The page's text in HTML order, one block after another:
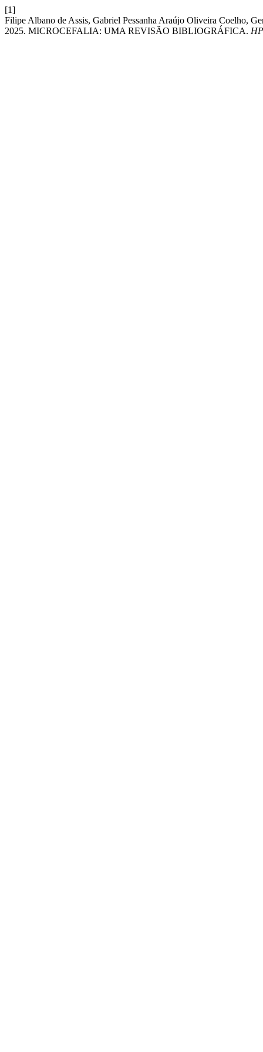
[1]
Filipe Albano de Assis, Gabriel Pessanha Araújo Oliveira Coelho,
2025. MICROCEFALIA: UMA REVISÃO BIBLIOGRÁFICA.